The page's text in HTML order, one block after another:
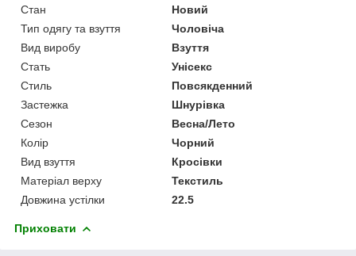
Стан
Новий
Тип одягу та взуття
Чоловіча
Вид виробу
Взуття
Стать
Унісекс
Стиль
Повсякденний
Застежка
Шнурівка
Сезон
Весна/Лето
Колір
Чорний
Вид взуття
Кросівки
Матеріал верху
Текстиль
Довжина устілки
22.5
Приховати